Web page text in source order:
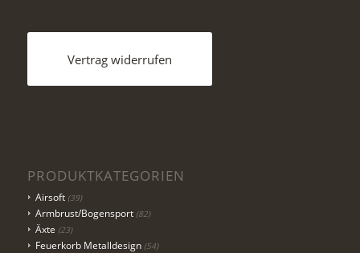
Vertrag widerrufen
PRODUKTKATEGORIEN
Airsoft (39)
Armbrust/Bogensport (82)
Äxte (23)
Feuerkorb Metalldesign (54)